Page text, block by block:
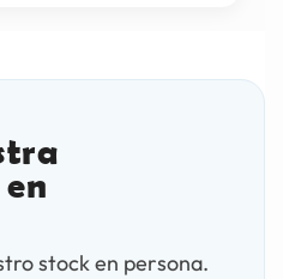
stock en persona.